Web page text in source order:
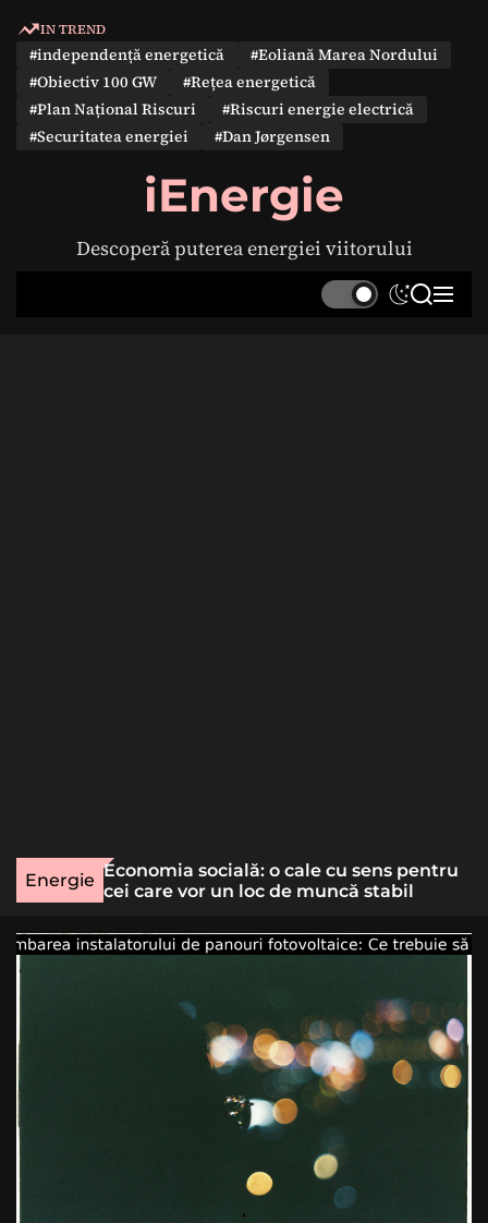
IN TREND
#independență energetică
#Eoliană Marea Nordului
#Obiectiv 100 GW
#Rețea energetică
#Plan Național Riscuri
#Riscuri energie electrică
#Securitatea energiei
#Dan Jørgensen
iEnergie
Descoperă puterea energiei viitorului
S
S M
Energie
rară
Economia socială: o cale cu sens pentru
cei care vor un loc de muncă stabil